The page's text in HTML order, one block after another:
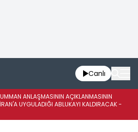
Canlı
ANLAŞMASININ AÇIKLANMASININ
UYGULADIĞI ABLUKAYI KALDIRACAK -